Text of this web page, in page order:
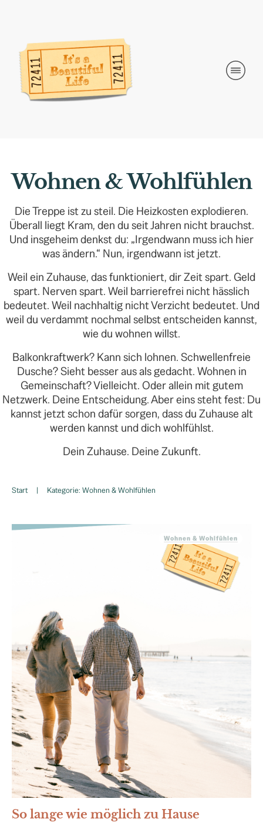
Wohnen & Wohlfühlen
Die Treppe ist zu steil. Die Heizkosten explodieren.
Überall liegt Kram, den du seit Jahren nicht brauchst.
Und insgeheim denkst du: „Irgendwann muss ich hier
was ändern.“ Nun, irgendwann ist jetzt.
Weil ein Zuhause, das funktioniert, dir Zeit spart. Geld
spart. Nerven spart. Weil barrierefrei nicht hässlich
bedeutet. Weil nachhaltig nicht Verzicht bedeutet. Und
weil du verdammt nochmal selbst entscheiden kannst,
wie du wohnen willst.
Balkonkraftwerk? Kann sich lohnen. Schwellenfreie
Dusche? Sieht besser aus als gedacht. Wohnen in
Gemeinschaft? Vielleicht. Oder allein mit gutem
Netzwerk. Deine Entscheidung. Aber eins steht fest: Du
kannst jetzt schon dafür sorgen, dass du Zuhause alt
werden kannst und dich wohlfühlst.
Dein Zuhause. Deine Zukunft.
Start | Kategorie: Wohnen & Wohlfühlen
Wohnen & Wohlfühlen
So lange wie möglich zu Hause